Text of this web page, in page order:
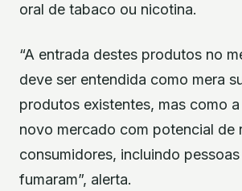
oral de tabaco ou nicotina.
“A entrada destes produtos no
deve ser entendida como mera
produtos existentes, mas como
novo mercado com potencial de
consumidores, incluindo
fumaram”, alerta.